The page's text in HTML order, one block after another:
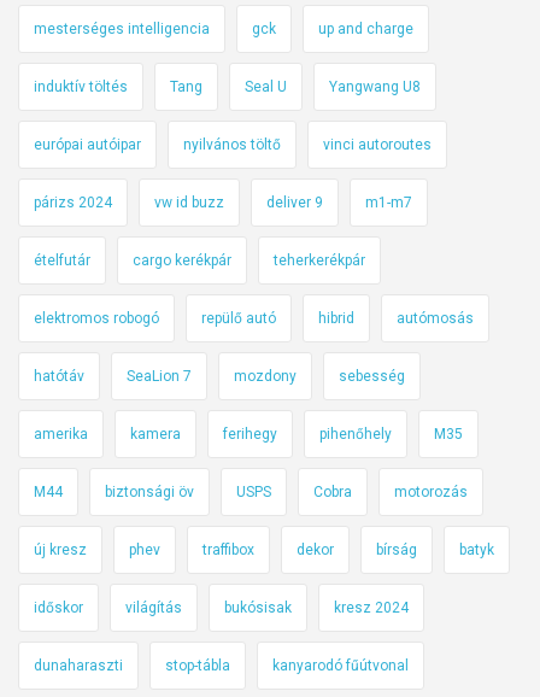
mesterséges intelligencia gck up and charge
induktív töltés Tang Seal U Yangwang U8
európai autóipar nyilvános töltő vinci autoroutes
párizs 2024 vw id buzz deliver 9 m1-m7
ételfutár cargo kerékpár teherkerékpár
elektromos robogó repülő autó hibrid autómosás
hatótáv SeaLion 7 mozdony sebesség
amerika kamera ferihegy pihenőhely M35
M44 biztonsági öv USPS Cobra motorozás
új kresz phev traffibox dekor bírság batyk
időskor világítás bukósisak kresz 2024
dunaharaszti stop-tábla kanyarodó fűútvonal